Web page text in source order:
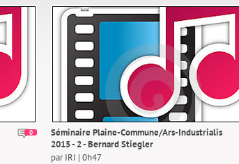
0
Séminaire Plaine-Commune/Ars-Industrialis
2015 - 2 - Bernard Stiegler
par IRI | 0h47